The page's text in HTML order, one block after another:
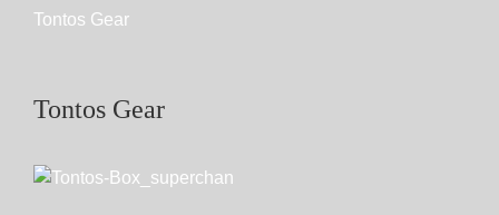
Tontos Gear
Tontos Gear